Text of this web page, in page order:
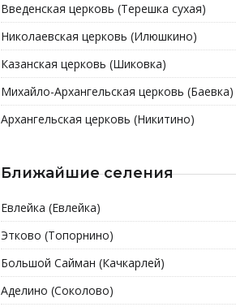
Введенская церковь (Терешка сухая)
Николаевская церковь (Илюшкино)
Казанская церковь (Шиковка)
Михайло-Архангельская церковь (Баевка)
Архангельская церковь (Никитино)
Ближайшие селения
Евлейка (Евлейка)
Этково (Топорнино)
Большой Сайман (Качкарлей)
Аделино (Соколово)